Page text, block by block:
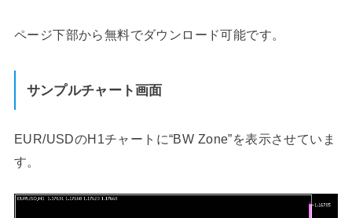
ページ下部から無料でダウンロード可能です。
サンプルチャート画面
EUR/USDのH1チャートに“BW Zone”を表示させていま
す。